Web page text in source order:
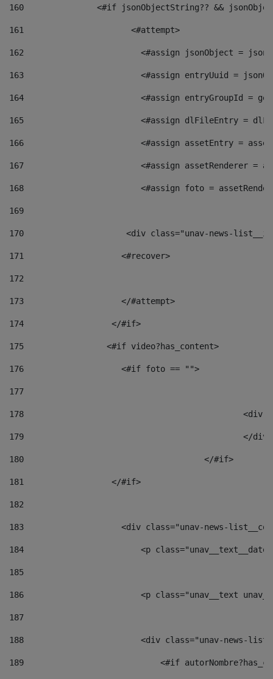
160
<#if jsonObjectString?? &&
161
    		         <#attempt>
162
<#assign jsonObject =
163
<#assign entryUuid =
164
<#assign entryGroupId =
165
<#assign dlFileEntry =
166
<#assign assetEntry =
167
<#assign assetRenderer =
168
<#assign foto =
169
170
<div class="unav-
171
                    <#recover>
172
173
                    </#attempt>
174
                  </#if>
175
                 <#if video?has_content>
176
                    <#if foto == "">
177
178
179
180
					</#if>
181
                  </#if>
182
183
<div class="unav-news-
184
<p
185
186
<p class="unav__text
187
188
<div class="unav-news-
189
<#if